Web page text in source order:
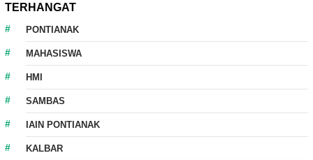
TERHANGAT
PONTIANAK
MAHASISWA
HMI
SAMBAS
IAIN PONTIANAK
KALBAR